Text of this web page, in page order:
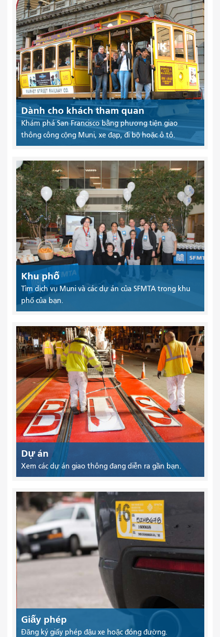
Dành cho khách tham quan
Khám phá San Francisco bằng phương tiện giao
thông công cộng Muni, xe đạp, đi bộ hoặc ô tô.
Khu phố
Tìm dịch vụ Muni và các dự án của SFMTA trong khu
phố của bạn.
Dự án
Xem các dự án giao thông đang diễn ra gần bạn.
Giấy phép
Đăng ký giấy phép đậu xe hoặc đóng đường.